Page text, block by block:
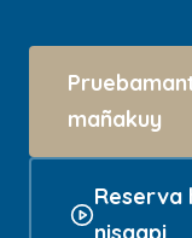
mañakuy
Reserva